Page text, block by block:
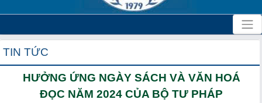
TIN TỨC
HƯỞNG ỨNG NGÀY SÁCH VÀ VĂN HOÁ
ĐỌC NĂM 2024 CỦA BỘ TƯ PHÁP